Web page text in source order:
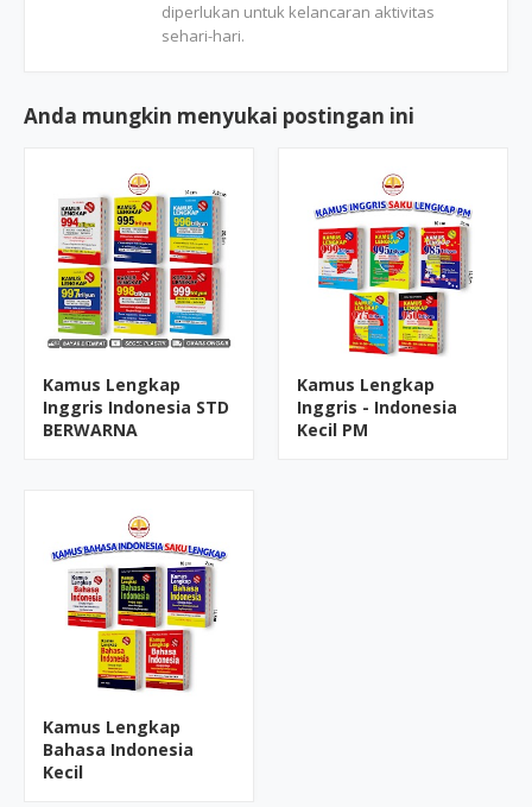
diperlukan untuk kelancaran aktivitas
sehari-hari.
Anda mungkin menyukai postingan ini
Kamus Lengkap
Inggris Indonesia STD
BERWARNA
Kamus Lengkap
Inggris - Indonesia
Kecil PM
Kamus Lengkap
Bahasa Indonesia
Kecil